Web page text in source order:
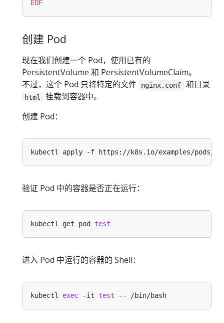
EOF
创建 Pod
现在我们创建一个 Pod，使用已有的
PersistentVolume 和 PersistentVolumeClaim。
不过，这个 Pod 只将特定的文件
nginx.conf 和目录
html
挂载到容器中。
创建 Pod：
验证 Pod 中的容器是否正在运行：
kubectl get pod test
进入 Pod 中运行的容器的 Shell：
kubectl exec -it test